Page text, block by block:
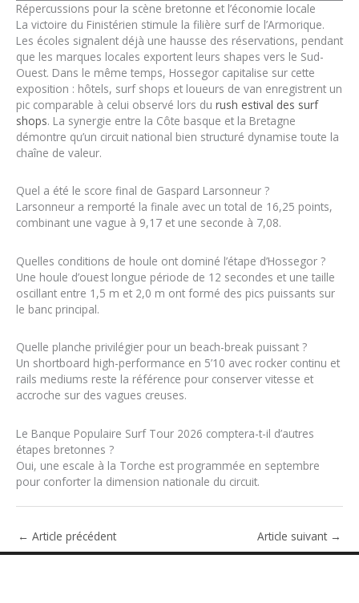
Répercussions pour la scène bretonne et l’économie locale
La victoire du Finistérien stimule la filière surf de l’Armorique.
Les écoles signalent déjà une hausse des réservations, pendant
que les marques locales exportent leurs shapes vers le Sud-
Ouest. Dans le même temps, Hossegor capitalise sur cette
exposition : hôtels, surf shops et loueurs de van enregistrent un
pic comparable à celui observé lors du rush estival des surf
shops. La synergie entre la Côte basque et la Bretagne
démontre qu’un circuit national bien structuré dynamise toute la
chaîne de valeur.
Quel a été le score final de Gaspard Larsonneur ?
Larsonneur a remporté la finale avec un total de 16,25 points,
combinant une vague à 9,17 et une seconde à 7,08.
Quelles conditions de houle ont dominé l’étape d’Hossegor ?
Une houle d’ouest longue période de 12 secondes et une taille
oscillant entre 1,5 m et 2,0 m ont formé des pics puissants sur
le banc principal.
Quelle planche privilégier pour un beach-break puissant ?
Un shortboard high-performance en 5’10 avec rocker continu et
rails mediums reste la référence pour conserver vitesse et
accroche sur des vagues creuses.
Le Banque Populaire Surf Tour 2026 comptera-t-il d’autres
étapes bretonnes ?
Oui, une escale à la Torche est programmée en septembre
pour conforter la dimension nationale du circuit.
← Article précédent Article suivant →